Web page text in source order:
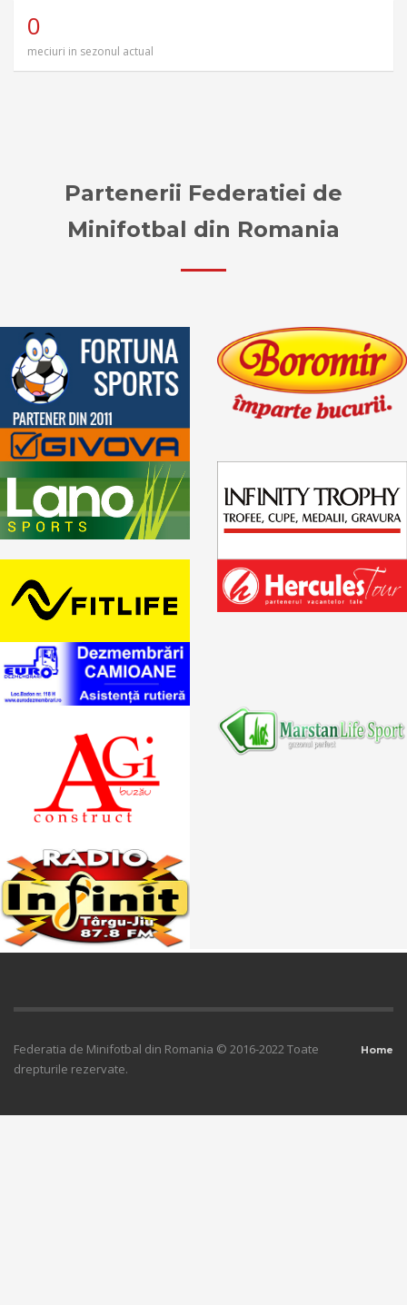
0
meciuri in sezonul actual
Partenerii Federatiei de
Minifotbal din Romania
Home
Federatia de Minifotbal din Romania © 2016-2022 Toate
drepturile rezervate.